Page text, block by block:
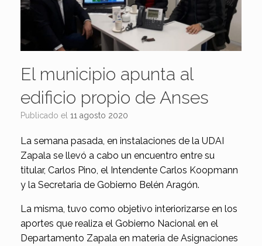
El municipio apunta al
edificio propio de Anses
Publicado el 11 agosto 2020
La semana pasada, en instalaciones de la UDAI
Zapala se llevó a cabo un encuentro entre su
titular, Carlos Pino, el Intendente Carlos Koopmann
y la Secretaria de Gobierno Belén Aragón.
La misma, tuvo como objetivo interiorizarse en los
aportes que realiza el Gobierno Nacional en el
Departamento Zapala en materia de Asignaciones